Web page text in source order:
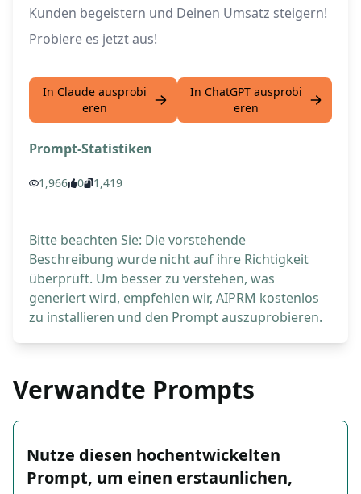
Kunden begeistern und Deinen Umsatz steigern!
Probiere es jetzt aus!
In Claude ausprobi
eren
In ChatGPT ausprobi
eren
Prompt-Statistiken
1,966 0 1,419
Bitte beachten Sie: Die vorstehende
Beschreibung wurde nicht auf ihre Richtigkeit
überprüft. Um besser zu verstehen, was
generiert wird, empfehlen wir, AIPRM kostenlos
zu installieren und den Prompt auszuprobieren.
Verwandte Prompts
Nutze diesen hochentwickelten
Prompt, um einen erstaunlichen,